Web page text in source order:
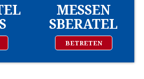
MESSEN
SBERATEL
BETRETEN